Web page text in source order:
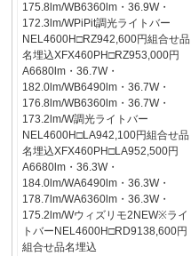
175.8lm/WB6360lm・36.9W・
172.3lm/WPiPit調光ライトバー
NEL4600H□RZ942,600円組合せ品
名埋込XFX460PH□RZ953,000円
A6680lm・36.7W・
182.0lm/WB6490lm・36.7W・
176.8lm/WB6360lm・36.7W・
173.2lm/W調光ライトバー
NEL4600H□LA942,100円組合せ品
名埋込XFX460PH□LA952,500円
A6680lm・36.3W・
184.0lm/WA6490lm・36.3W・
178.7lm/WA6360lm・36.3W・
175.2lm/Wウィズリモ2NEW※ライ
トバーNEL4600H□RD9138,600円
組合せ品名埋込